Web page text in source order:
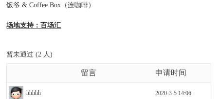
饭爷 & Coffee Box（连咖啡）
场地支持：百场汇
暂未通过 (2 人)
留言 申请时间
hhhhh 2020-3-5 14:06